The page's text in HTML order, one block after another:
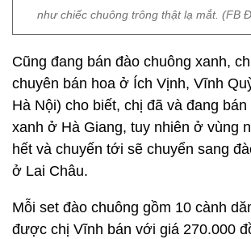
như chiếc chuông trông thật lạ mắt. (FB
Cũng đang bán đào chuông xanh,
chuyên bán hoa ở Ích Vịnh, Vĩnh
Hà Nội) cho biết, chị đã và đang bán
xanh ở Hà Giang, tuy nhiên ở vùng
hết và chuyến tới sẽ chuyển sang
ở Lai Châu.
Mỗi set đào chuông gồm 10 cành
được chị Vĩnh bán với giá 270.000